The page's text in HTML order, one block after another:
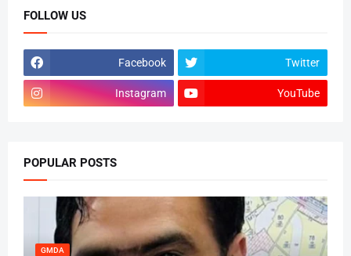
FOLLOW US
Facebook Twitter
Instagram YouTube
POPULAR POSTS
GMDA